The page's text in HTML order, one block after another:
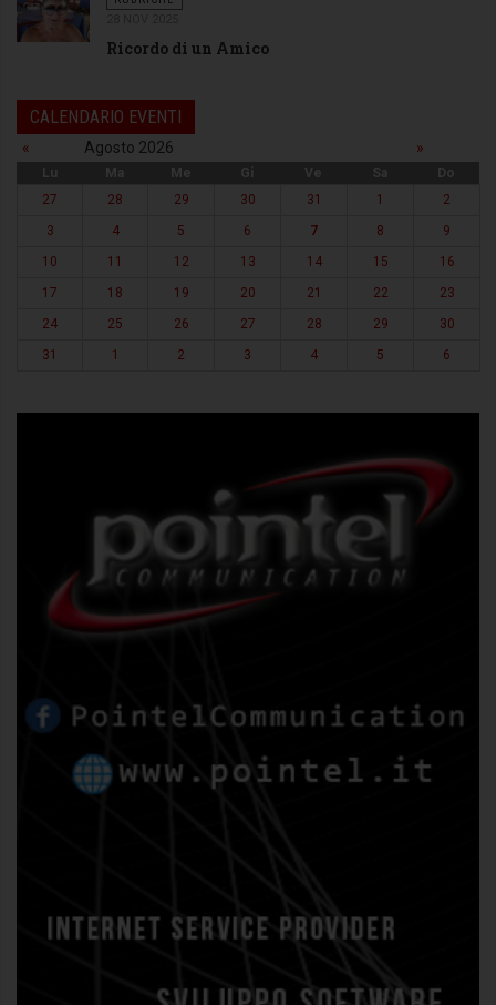
Ricordo di un Amico
CALENDARIO EVENTI
« Agosto 2026 »
Lu Ma Me Gi Ve Sa
Do
27
28 29 30 31 1
2
3
4 5 6 7 8
9
10
11 12 13 14 15
16
17
18 19 20 21 22
23
24
25 26 27 28 29
30
31
1 2 3 4 5 6